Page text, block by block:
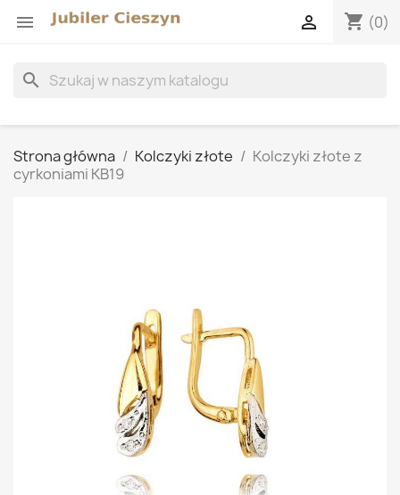
 shopping_cart (0)

search
Strona główna Kolczyki złote
Kolczyki złote z
cyrkoniami KB19